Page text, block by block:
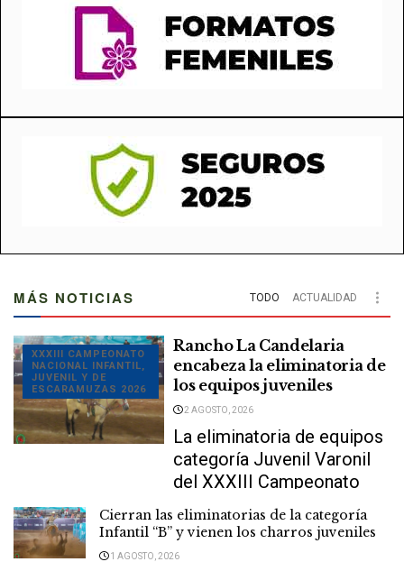
MÁS NOTICIAS TODO ACTUALIDAD
XXXIII CAMPEONATO
NACIONAL INFANTIL,
JUVENIL Y DE
ESCARAMUZAS 2026
Rancho La Candelaria
encabeza la eliminatoria de
los equipos juveniles
2 AGOSTO, 2026
La eliminatoria de equipos
categoría Juvenil Varonil
del XXXIII Campeonato
Nacional Infantil, Juvenil y
de Escaramuzas Puebla
2026 “Enrique Miguel...
Cierran las eliminatorias de la categoría
Infantil “B” y vienen los charros juveniles
1 AGOSTO, 2026